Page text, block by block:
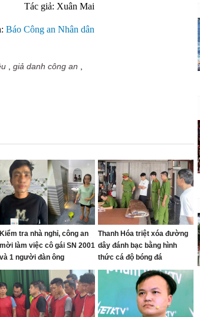
Tác giả: Xuân Mai
Báo Công an Nhân dân
giả danh công an
Kiểm tra nhà nghỉ, công an
mời làm việc cô gái SN 2001
và 1 người đàn ông
Thanh Hóa triệt xóa đường
dây đánh bạc bằng hình
thức cá độ bóng đá